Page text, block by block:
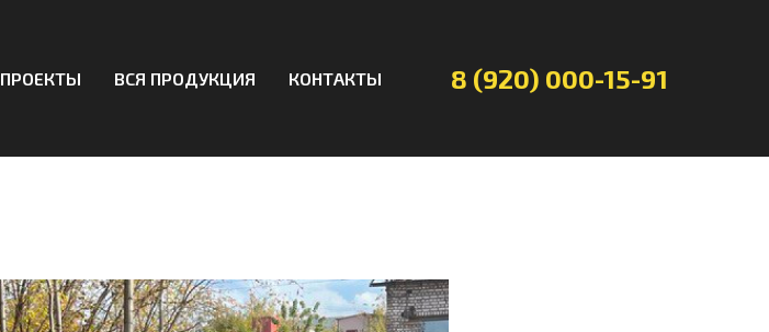
ПРОЕКТЫ ВСЯ ПРОДУКЦИЯ КОНТАКТЫ 8 (920) 000-15-91